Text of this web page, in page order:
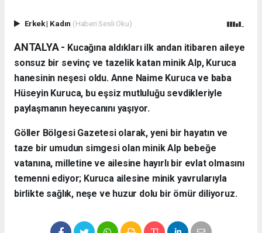
Erkek| Kadın (Haberi Sesli Oku)
ANTALYA - ​ Kucağına aldıkları ilk andan itibaren aileye
sonsuz bir sevinç ve tazelik katan minik Alp, Kuruca
hanesinin neşesi oldu. Anne Naime Kuruca ve baba
Hüseyin Kuruca, bu eşsiz mutluluğu sevdikleriyle
paylaşmanın heyecanını yaşıyor.
​Göller Bölgesi Gazetesi olarak, yeni bir hayatın ve
taze bir umudun simgesi olan minik Alp bebeğe
vatanına, milletine ve ailesine hayırlı bir evlat olmasını
temenni ediyor; Kuruca ailesine minik yavrularıyla
birlikte sağlık, neşe ve huzur dolu bir ömür diliyoruz.